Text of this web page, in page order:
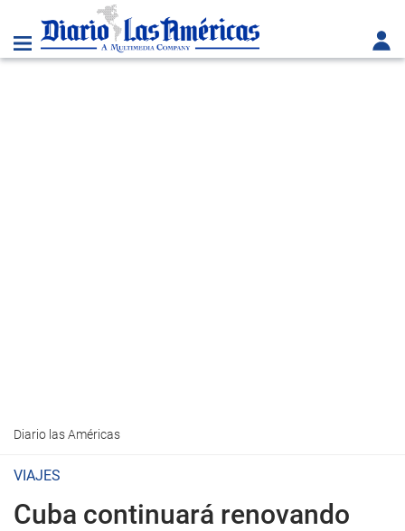
Diario las Américas
VIAJES
Cuba continuará renovando